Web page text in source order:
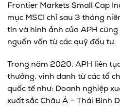
Frontier Markets Small Cap
mục MSCI chỉ sau 3 tháng
tín và hình ảnh của APH
nguồn vốn từ các quỹ đầu tư.
Trong năm 2020, APH liên
thưởng, vinh danh từ các tổ
quốc tế như: Doanh nghiệp
xuất sắc Châu Á – Thái Bình